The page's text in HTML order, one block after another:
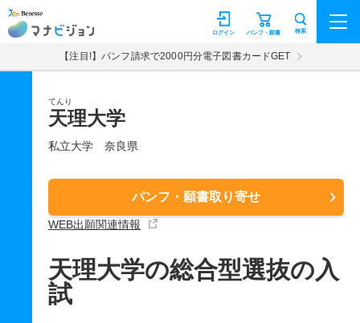
マナビジョン パンフ・願書
ログイン 検索
【注目!】パンフ請求で2000円分電子図書カードGET
てんり
天理大学
私立大学 奈良県
パンフ・願書取り寄せ
WEB出願関連情報
天理大学の総合型選抜の入
試